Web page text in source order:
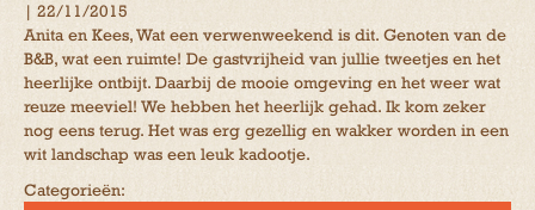
Omgeving
Activiteiten
Gastenboek
| 22/11/2015
Anita en Kees, Wat een verwenweekend is dit. Genoten van de
B&B, wat een ruimte! De gastvrijheid van jullie tweetjes en het
heerlijke ontbijt. Daarbij de mooie omgeving en het weer wat
reuze meeviel! We hebben het heerlijk gehad. Ik kom zeker
nog eens terug. Het was erg gezellig en wakker worden in een
wit landschap was een leuk kadootje.
Categorieën: